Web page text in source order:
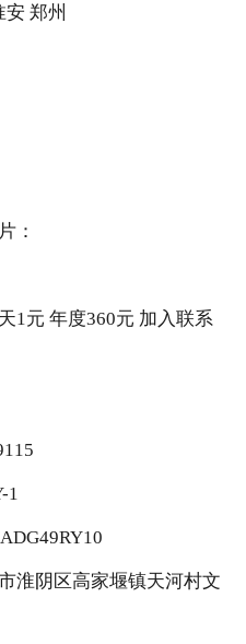
郑州
：
1元 年度360元 加入联系
1
淮阴区高家堰镇天河村文